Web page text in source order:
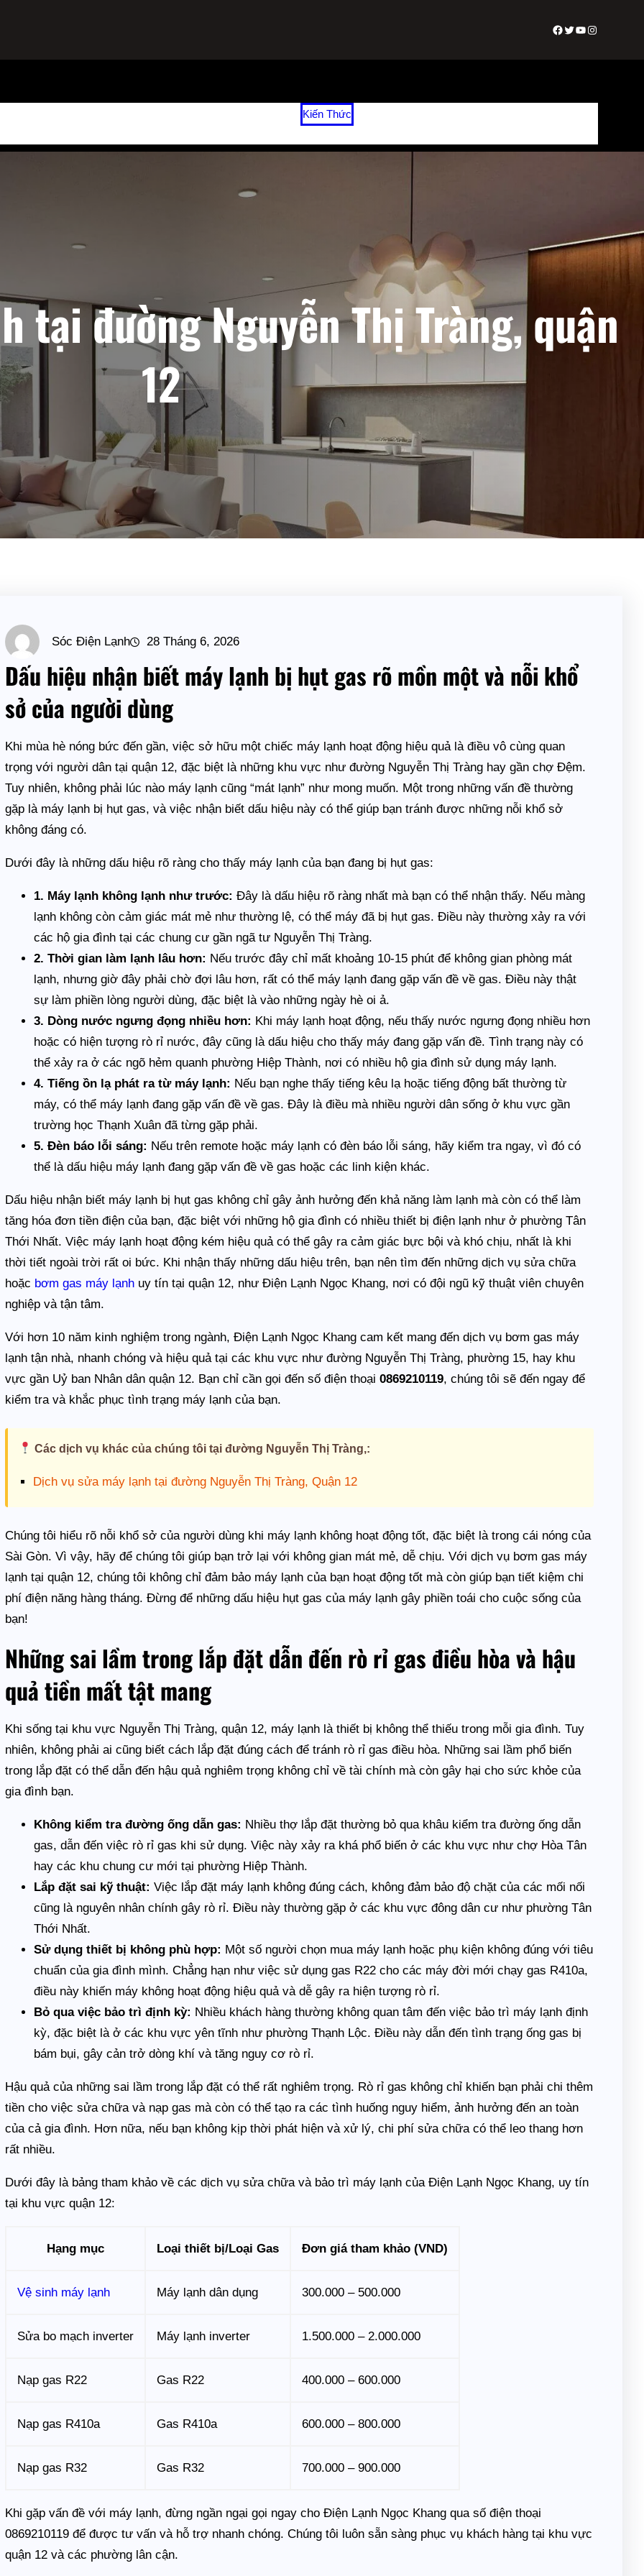
Facebook
Twitter
Youtube
Instagram
Kiến Thức
tại đường Nguyễn Thị Tràng, quận
12
Sóc Điện Lạnh 28 Tháng 6, 2026
Dấu hiệu nhận biết máy lạnh bị hụt gas rõ mồn một và nỗi khổ
sở của người dùng
Khi mùa hè nóng bức đến gần, việc sở hữu một chiếc máy lạnh hoạt động hiệu quả là điều vô cùng quan
trọng với người dân tại quận 12, đặc biệt là những khu vực như đường Nguyễn Thị Tràng hay gần chợ Đệm.
Tuy nhiên, không phải lúc nào máy lạnh cũng “mát lạnh” như mong muốn. Một trong những vấn đề thường
gặp là máy lạnh bị hụt gas, và việc nhận biết dấu hiệu này có thể giúp bạn tránh được những nỗi khổ sở
không đáng có.
Dưới đây là những dấu hiệu rõ ràng cho thấy máy lạnh của bạn đang bị hụt gas:
1. Máy lạnh không lạnh như trước: Đây là dấu hiệu rõ ràng nhất mà bạn có thể nhận thấy. Nếu màng
lạnh không còn cảm giác mát mẻ như thường lệ, có thể máy đã bị hụt gas. Điều này thường xảy ra với
các hộ gia đình tại các chung cư gần ngã tư Nguyễn Thị Tràng.
2. Thời gian làm lạnh lâu hơn: Nếu trước đây chỉ mất khoảng 10-15 phút để không gian phòng mát
lạnh, nhưng giờ đây phải chờ đợi lâu hơn, rất có thể máy lạnh đang gặp vấn đề về gas. Điều này thật
sự làm phiền lòng người dùng, đặc biệt là vào những ngày hè oi ả.
3. Dòng nước ngưng đọng nhiều hơn: Khi máy lạnh hoạt động, nếu thấy nước ngưng đọng nhiều hơn
hoặc có hiện tượng rò rỉ nước, đây cũng là dấu hiệu cho thấy máy đang gặp vấn đề. Tình trạng này có
thể xảy ra ở các ngõ hẻm quanh phường Hiệp Thành, nơi có nhiều hộ gia đình sử dụng máy lạnh.
4. Tiếng ồn lạ phát ra từ máy lạnh: Nếu bạn nghe thấy tiếng kêu lạ hoặc tiếng động bất thường từ
máy, có thể máy lạnh đang gặp vấn đề về gas. Đây là điều mà nhiều người dân sống ở khu vực gần
trường học Thạnh Xuân đã từng gặp phải.
5. Đèn báo lỗi sáng: Nếu trên remote hoặc máy lạnh có đèn báo lỗi sáng, hãy kiểm tra ngay, vì đó có
thể là dấu hiệu máy lạnh đang gặp vấn đề về gas hoặc các linh kiện khác.
Dấu hiệu nhận biết máy lạnh bị hụt gas không chỉ gây ảnh hưởng đến khả năng làm lạnh mà còn có thể làm
tăng hóa đơn tiền điện của bạn, đặc biệt với những hộ gia đình có nhiều thiết bị điện lạnh như ở phường Tân
Thới Nhất. Việc máy lạnh hoạt động kém hiệu quả có thể gây ra cảm giác bực bội và khó chịu, nhất là khi
thời tiết ngoài trời rất oi bức. Khi nhận thấy những dấu hiệu trên, bạn nên tìm đến những dịch vụ sửa chữa
hoặc bơm gas máy lạnh uy tín tại quận 12, như Điện Lạnh Ngọc Khang, nơi có đội ngũ kỹ thuật viên chuyên
nghiệp và tận tâm.
Với hơn 10 năm kinh nghiệm trong ngành, Điện Lạnh Ngọc Khang cam kết mang đến dịch vụ bơm gas máy
lạnh tận nhà, nhanh chóng và hiệu quả tại các khu vực như đường Nguyễn Thị Tràng, phường 15, hay khu
vực gần Uỷ ban Nhân dân quận 12. Bạn chỉ cần gọi đến số điện thoại0869210119, chúng tôi sẽ đến ngay để
kiểm tra và khắc phục tình trạng máy lạnh của bạn.
Các dịch vụ khác của chúng tôi tại đường Nguyễn Thị Tràng,:
Dịch vụ sửa máy lạnh tại đường Nguyễn Thị Tràng, Quận 12
Chúng tôi hiểu rõ nỗi khổ sở của người dùng khi máy lạnh không hoạt động tốt, đặc biệt là trong cái nóng của
Sài Gòn. Vì vậy, hãy để chúng tôi giúp bạn trở lại với không gian mát mẻ, dễ chịu. Với dịch vụ bơm gas máy
lạnh tại quận 12, chúng tôi không chỉ đảm bảo máy lạnh của bạn hoạt động tốt mà còn giúp bạn tiết kiệm chi
phí điện năng hàng tháng. Đừng để những dấu hiệu hụt gas của máy lạnh gây phiền toái cho cuộc sống của
bạn!
Những sai lầm trong lắp đặt dẫn đến rò rỉ gas điều hòa và hậu
quả tiền mất tật mang
Khi sống tại khu vực Nguyễn Thị Tràng, quận 12, máy lạnh là thiết bị không thể thiếu trong mỗi gia đình. Tuy
nhiên, không phải ai cũng biết cách lắp đặt đúng cách để tránh rò rỉ gas điều hòa. Những sai lầm phổ biến
trong lắp đặt có thể dẫn đến hậu quả nghiêm trọng không chỉ về tài chính mà còn gây hại cho sức khỏe của
gia đình bạn.
Không kiểm tra đường ống dẫn gas: Nhiều thợ lắp đặt thường bỏ qua khâu kiểm tra đường ống dẫn
gas, dẫn đến việc rò rỉ gas khi sử dụng. Việc này xảy ra khá phổ biến ở các khu vực như chợ Hòa Tân
hay các khu chung cư mới tại phường Hiệp Thành.
Lắp đặt sai kỹ thuật: Việc lắp đặt máy lạnh không đúng cách, không đảm bảo độ chặt của các mối nối
cũng là nguyên nhân chính gây rò rỉ. Điều này thường gặp ở các khu vực đông dân cư như phường Tân
Thới Nhất.
Sử dụng thiết bị không phù hợp: Một số người chọn mua máy lạnh hoặc phụ kiện không đúng với tiêu
chuẩn của gia đình mình. Chẳng hạn như việc sử dụng gas R22 cho các máy đời mới chạy gas R410a,
điều này khiến máy không hoạt động hiệu quả và dễ gây ra hiện tượng rò rỉ.
Bỏ qua việc bảo trì định kỳ: Nhiều khách hàng thường không quan tâm đến việc bảo trì máy lạnh định
kỳ, đặc biệt là ở các khu vực yên tĩnh như phường Thạnh Lộc. Điều này dẫn đến tình trạng ống gas bị
bám bụi, gây cản trở dòng khí và tăng nguy cơ rò rỉ.
Hậu quả của những sai lầm trong lắp đặt có thể rất nghiêm trọng. Rò rỉ gas không chỉ khiến bạn phải chi thêm
tiền cho việc sửa chữa và nạp gas mà còn có thể tạo ra các tình huống nguy hiểm, ảnh hưởng đến an toàn
của cả gia đình. Hơn nữa, nếu bạn không kịp thời phát hiện và xử lý, chi phí sửa chữa có thể leo thang hơn
rất nhiều.
Dưới đây là bảng tham khảo về các dịch vụ sửa chữa và bảo trì máy lạnh của Điện Lạnh Ngọc Khang, uy tín
tại khu vực quận 12:
Hạng mục Loại thiết bị/Loại Gas Đơn giá tham khảo (VND)
Vệ sinh máy lạnh Máy lạnh dân dụng 300.000 – 500.000
Sửa bo mạch inverter Máy lạnh inverter 1.500.000 – 2.000.000
Nạp gas R22 Gas R22 400.000 – 600.000
Nạp gas R410a Gas R410a 600.000 – 800.000
Nạp gas R32 Gas R32 700.000 – 900.000
Khi gặp vấn đề với máy lạnh, đừng ngần ngại gọi ngay cho Điện Lạnh Ngọc Khang qua số điện thoại
0869210119 để được tư vấn và hỗ trợ nhanh chóng. Chúng tôi luôn sẵn sàng phục vụ khách hàng tại khu vực
quận 12 và các phường lân cận.